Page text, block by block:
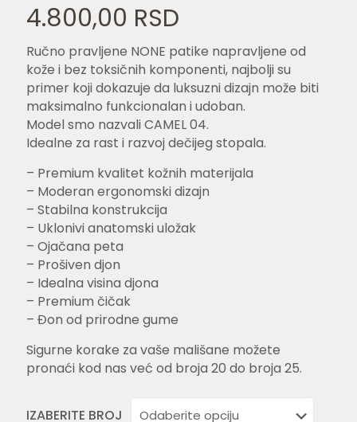
4.800,00 RSD
Ručno pravljene NONE patike napravljene od
kože i bez toksičnih komponenti, najbolji su
primer koji dokazuje da luksuzni dizajn može biti
maksimalno funkcionalan i udoban.
Model smo nazvali CAMEL 04.
Idealne za rast i razvoj dečijeg stopala.
– Premium kvalitet kožnih materijala
– Moderan ergonomski dizajn
– Stabilna konstrukcija
– Uklonivi anatomski uložak
– Ojačana peta
– Prošiven djon
– Idealna visina djona
– Premium čičak
– Đon od prirodne gume
Sigurne korake za vaše mališane možete
pronaći kod nas već od broja 20 do broja 25.
IZABERITE BROJ